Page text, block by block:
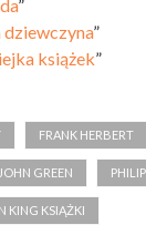
”
dziewczyna”
książek”
FRANK HERBERT
JOHN GREEN
KING KSIĄŻKI